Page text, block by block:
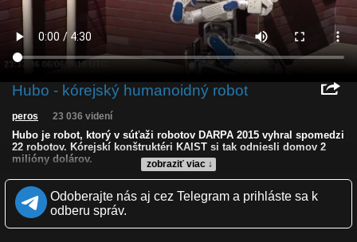
Hubo - kórejský humanoidný robot
zobraziť viac ↓
peros 23 036 videní
Hubo je robot, ktorý v súťaži robotov DARPA 2015 vyhral spomedzi
22 robotov. Kórejskí konštruktéri KAIST si tak odniesli domov 2
milióny dolárov.
Kvalita:
Zverejnené: 21.8.2015 12:17
Páči sa: 89% (37 hlasov)
Odoberajte nás aj cez Telegram a prihláste sa k
odberu správ.